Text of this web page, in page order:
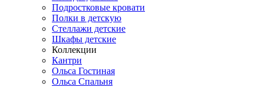
Подростковые кровати
Полки в детскую
Стеллажи детские
Шкафы детские
Коллекции
Кантри
Ольса Гостиная
Ольса Спальня